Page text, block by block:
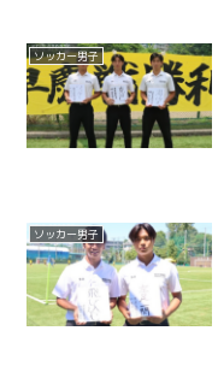
ソッカー男子
ソッカー男子